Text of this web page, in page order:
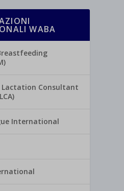
WABA
Consultant
International